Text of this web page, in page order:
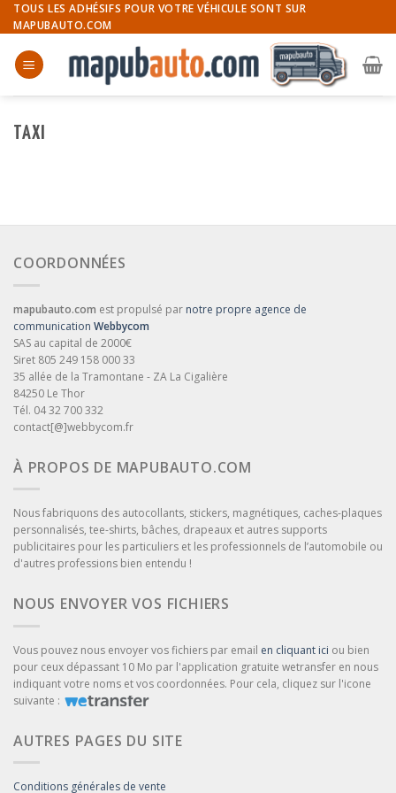
Skip
to
content
TOUS LES ADHÉSIFS POUR VOTRE VÉHICULE SONT SUR
MAPUBAUTO.COM
TAXI
COORDONNÉES
mapubauto.com est propulsé par notre propre agence de
communication Webbycom
SAS au capital de 2000€
Siret 805 249 158 000 33
35 allée de la Tramontane - ZA La Cigalière
84250 Le Thor
Tél. 04 32 700 332
contact[@]webbycom.fr
À PROPOS DE MAPUBAUTO.COM
Nous fabriquons des autocollants, stickers, magnétiques, caches-plaques
personnalisés, tee-shirts, bâches, drapeaux et autres supports
publicitaires pour les particuliers et les professionnels de l’automobile ou
d'autres professions bien entendu !
NOUS ENVOYER VOS FICHIERS
Vous pouvez nous envoyer vos fichiers par email en cliquant ici ou bien
pour ceux dépassant 10 Mo par l'application gratuite wetransfer en nous
indiquant votre noms et vos coordonnées. Pour cela, cliquez sur l'icone
suivante :
AUTRES PAGES DU SITE
Conditions générales de vente